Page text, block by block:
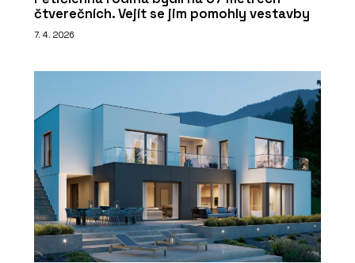
čtverečních. Vejít se jim pomohly vestavby
7. 4. 2026